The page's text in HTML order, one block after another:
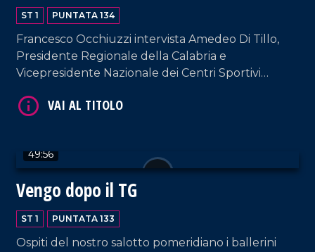
ST 1 PUNTATA 134
Francesco Occhiuzzi intervista Amedeo Di Tillo,
Presidente Regionale della Calabria e
Vicepresidente Nazionale dei Centri Sportivi
vista istituzionale e sociale italiano.
49:56
Vengo dopo il TG
ST 1 PUNTATA 133
Ospiti del nostro salotto pomeridiano i ballerini
VAI AL TITOLO
VAI AL TITOLO